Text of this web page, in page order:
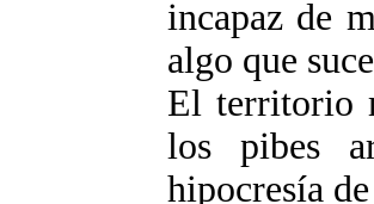
incapaz de
algo que
El territorio
los pibes
hipocresía